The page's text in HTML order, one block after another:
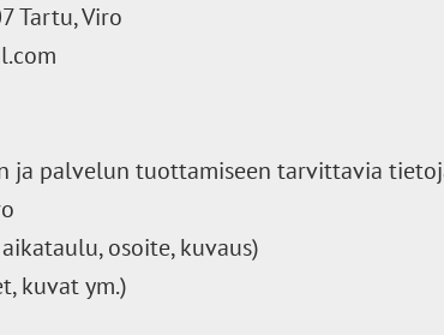
Tartu, Viro
ja palvelun tuottamiseen tarvittavia
osoite, kuvaus)
kuvat ym.)